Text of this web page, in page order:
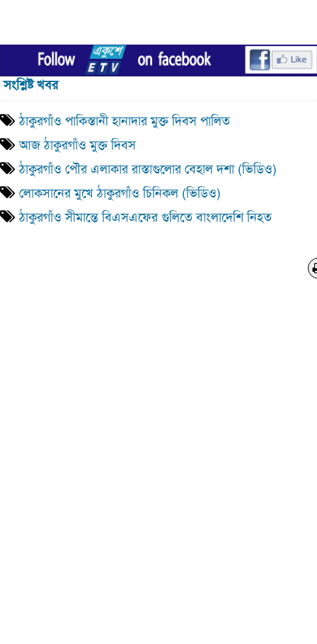
সংশ্লিষ্ট খবর
ঠাকুরগাঁও পাকিস্তানী হানাদার মুক্ত দিবস পালিত
আজ ঠাকুরগাঁও মুক্ত দিবস
ঠাকুরগাঁও পৌর এলাকার রাস্তাগুলোর বেহাল দশা (ভিডিও)
লোকসানের মুখে ঠাকুরগাঁও চিনিকল (ভিডিও)
ঠাকুরগাঁও সীমান্তে বিএসএফের গুলিতে বাংলাদেশি নিহত